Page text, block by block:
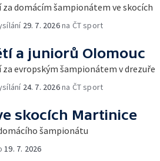
domácím šampionátem ve skocích
29. 7. 2026na ČT sport
a juniorů Olomouc
evropským šampionátem v drezuře
24. 7. 2026na ČT sport
skocích Martinice
šampionátu
19. 7. 2026